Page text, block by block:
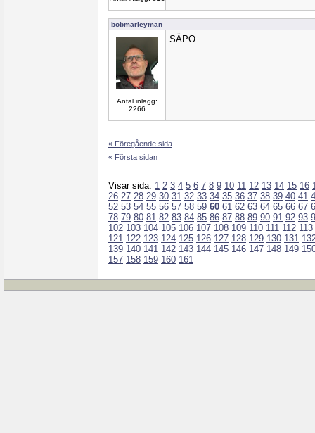
bobmarleyman
Antal inlägg:
2266
SÄPO
« Föregående sida
« Första sidan
Visar sida: 1 2 3 4 5 6 7 8 9 10 11 12 13 14 15 16
26 27 28 29 30 31 32 33 34 35 36 37 38 39 40 41
52 53 54 55 56 57 58 59 60 61 62 63 64 65 66 67
78 79 80 81 82 83 84 85 86 87 88 89 90 91 92 93
102 103 104 105 106 107 108 109 110 111 112 113
121 122 123 124 125 126 127 128 129 130 131
139 140 141 142 143 144 145 146 147 148 149
157 158 159 160 161